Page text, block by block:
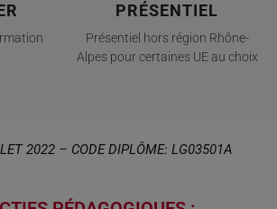
PRÉSENTIEL
Présentiel hors région Rhône-
Alpes pour certaines UE au choix
2022 – CODE DIPLÔME: LG03501A